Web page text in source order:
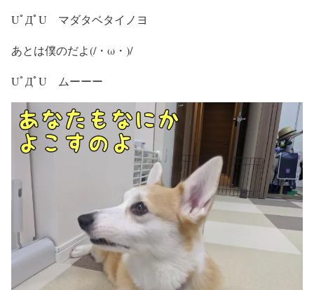
UﾟДﾟU マダタベタイノヨ
あとは僕のだよ(/・ω・)/
UﾟДﾟU ムーーー